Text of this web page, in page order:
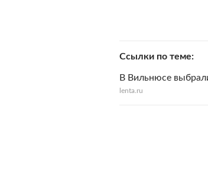
Ссылки по теме
В Вильнюсе
lenta.ru